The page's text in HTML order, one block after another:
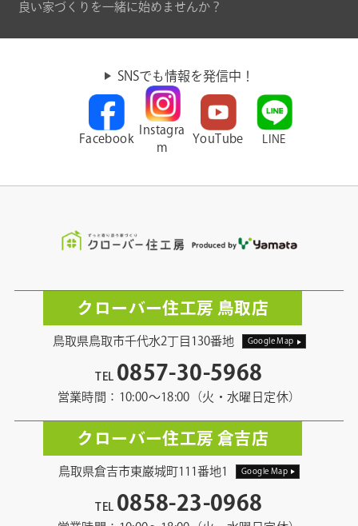
良い家づくりを一緒に始めませんか？
SNSでも情報を発信中！
Facebook
Instagra
m
YouTube LINE
クローバー住工房 鳥取店
鳥取県鳥取市千代水2丁目130番地 Google Map
TEL 0857-30-5968
営業時間：10:00〜18:00（火・水曜日定休）
クローバー住工房 倉吉店
鳥取県倉吉市東巌城町111番地1 Google Map
TEL 0858-23-0968